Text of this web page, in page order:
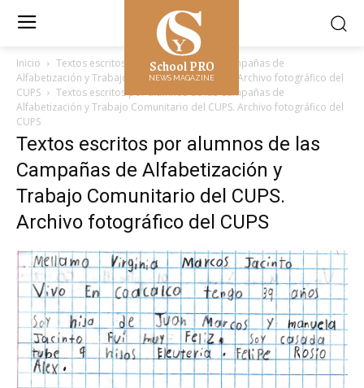
School PRO
NEWS MAGAZINE
Inicio
Textos escritos por alumnos de las Campañas de
Alfabetización y Trabajo Comunitario del CUPS. Archivo fotográfico del
CUPS
Textos escritos por alumnos de las Campañas de
Alfabetización y Trabajo Comunitario del CUPS. Archivo fotográfico del
CUPS
Textos escritos por alumnos de las
Campañas de Alfabetización y
Trabajo Comunitario del CUPS.
Archivo fotográfico del CUPS